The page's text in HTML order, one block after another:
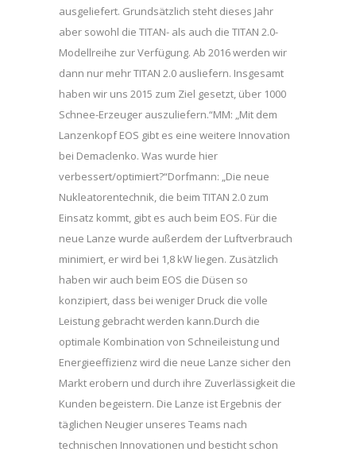
ausgeliefert. Grundsätzlich steht dieses Jahr
aber sowohl die TITAN- als auch die TITAN 2.0-
Modellreihe zur Verfügung. Ab 2016 werden wir
dann nur mehr TITAN 2.0 ausliefern. Insgesamt
haben wir uns 2015 zum Ziel gesetzt, über 1000
Schnee-Erzeuger auszuliefern.“MM: „Mit dem
Lanzenkopf EOS gibt es eine weitere Innovation
bei Demaclenko. Was wurde hier
verbessert/optimiert?“Dorfmann: „Die neue
Nukleatorentechnik, die beim TITAN 2.0 zum
Einsatz kommt, gibt es auch beim EOS. Für die
neue Lanze wurde außerdem der Luftverbrauch
minimiert, er wird bei 1,8 kW liegen. Zusätzlich
haben wir auch beim EOS die Düsen so
konzipiert, dass bei weniger Druck die volle
Leistung gebracht werden kann.Durch die
optimale Kombination von Schneileistung und
Energieeffizienz wird die neue Lanze sicher den
Markt erobern und durch ihre Zuverlässigkeit die
Kunden begeistern. Die Lanze ist Ergebnis der
täglichen Neugier unseres Teams nach
technischen Innovationen und besticht schon